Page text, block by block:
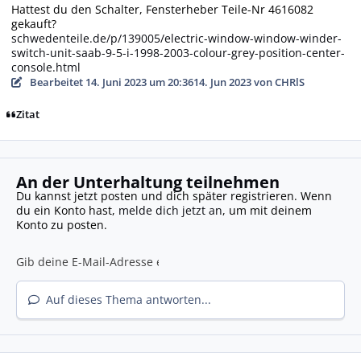
Hattest du den Schalter, Fensterheber Teile-Nr 4616082
gekauft?
schwedenteile.de/p/139005/electric-window-window-winder-
switch-unit-saab-9-5-i-1998-2003-colour-grey-position-center-
console.html
Bearbeitet 14. Juni 2023 um 20:3614. Jun 2023von CHRlS
Zitat
An der Unterhaltung teilnehmen
Du kannst jetzt posten und dich später registrieren. Wenn
du ein Konto hast, melde dich jetzt an, um mit deinem
Konto zu posten.
Auf dieses Thema antworten...